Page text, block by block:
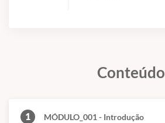
Conteúdo
1 MÓDULO_001 - Introdução